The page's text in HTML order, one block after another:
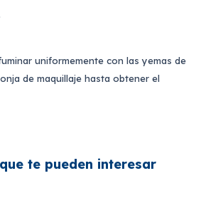
uniformemente con las yemas de
de maquillaje hasta obtener el
te pueden interesar